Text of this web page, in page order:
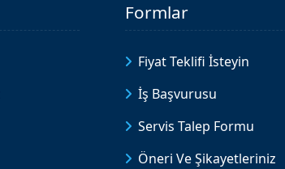
Formlar
Fiyat Teklifi İsteyin
İş Başvurusu
Servis Talep Formu
Öneri Ve Şikayetleriniz